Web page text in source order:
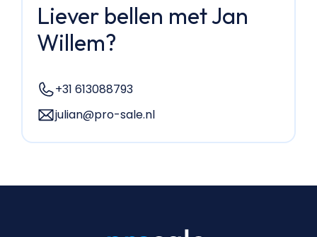
Liever bellen met Jan
Willem?
+31 613088793
julian@pro-sale.nl